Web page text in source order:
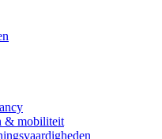
& mobiliteit